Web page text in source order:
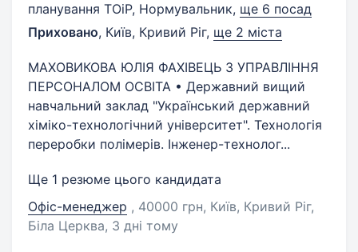
планування ТОіР, Нормувальник, ще 6 посад
Приховано, Київ, Кривий Ріг, ще 2 міста
МАХОВИКОВА ЮЛІЯ ФАХІВЕЦЬ З УПРАВЛІННЯ
ПЕРСОНАЛОМ ОСВІТА • Державний вищий
навчальний заклад "Український державний
хіміко-технологічний університет". Технологія
переробки полімерів. Інженер-технолог...
Ще 1 резюме цього кандидата
Офіс-менеджер , 40000 грн, Київ, Кривий Ріг,
Біла Церква, 3 дні тому